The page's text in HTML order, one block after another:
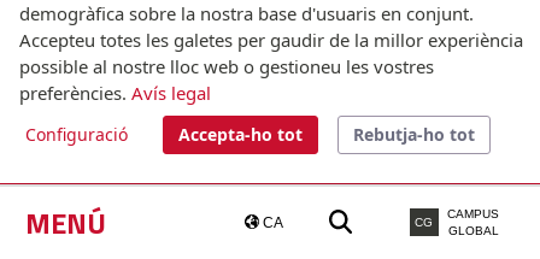
MENÚ CA CG
CAMPUS
GLOBAL
© Universitat Pompeu Fabra
Barcelona
T.(+34) 93 542 20 00
demogràfica sobre la nostra base d'usuaris en conjunt.
Accepteu totes les galetes per gaudir de la millor experiència
possible al nostre lloc web o gestioneu les vostres
preferències. Avís legal
Configuració Accepta-ho tot Rebutja-ho tot